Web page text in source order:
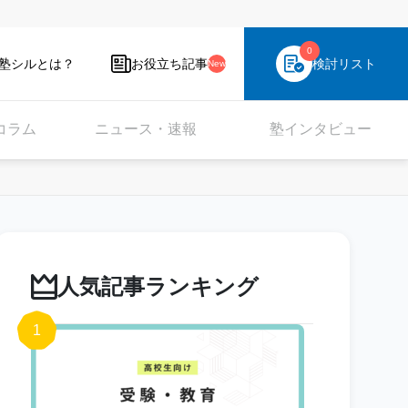
シルとは？ お役立ち記事New
0
検討リスト
ラム ニュース・速報 塾インタビュー
人気記事ランキング
1